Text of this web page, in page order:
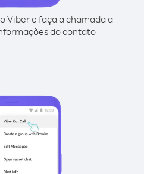
Viber e faça a chamada a
do contato